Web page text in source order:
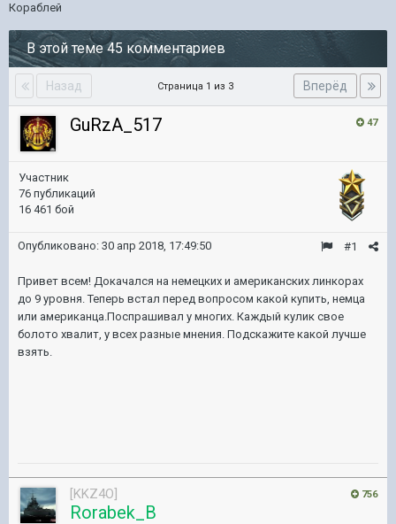
Кораблей
В этой теме 45 комментариев
Назад Вперёд
Страница 1 из 3
47
GuRzA_517
Участник
76 публикаций
16 461 бой
#1
Опубликовано: 30 апр 2018, 17:49:50
Привет всем! Докачался на немецких и американских линкорах
до 9 уровня. Теперь встал перед вопросом какой купить, немца
или американца.Поспрашивал у многих. Каждый кулик свое
болото хвалит, у всех разные мнения. Подскажите какой лучше
взять.
756
[KKZ4O]
Rorabek_B